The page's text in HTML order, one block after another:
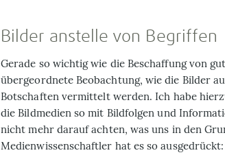
Bilder anstelle von Begriffen
Gerade so wichtig wie die Beschaffung von
übergeordnete Beobachtung, wie die Bilder
Botschaften vermittelt werden. Ich habe
die Bildmedien so mit Bildfolgen und
nicht mehr darauf achten, was uns in den
Medienwissenschaftler hat es so